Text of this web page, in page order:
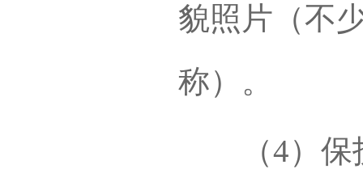
貌照片（不
称）。
（4）保